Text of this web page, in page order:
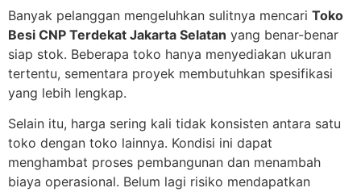
Banyak pelanggan mengeluhkan sulitnya mencari Toko
Besi CNP Terdekat Jakarta Selatan yang benar-benar
siap stok. Beberapa toko hanya menyediakan ukuran
tertentu, sementara proyek membutuhkan spesifikasi
yang lebih lengkap.
Selain itu, harga sering kali tidak konsisten antara satu
toko dengan toko lainnya. Kondisi ini dapat
menghambat proses pembangunan dan menambah
biaya operasional. Belum lagi risiko mendapatkan